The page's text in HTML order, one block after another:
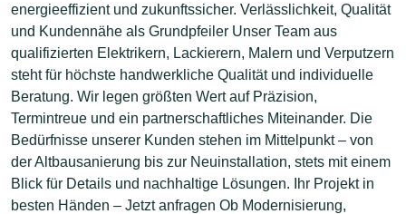
energieeffizient und zukunftssicher. Verlässlichkeit, Qualität
und Kundennähe als Grundpfeiler Unser Team aus
qualifizierten Elektrikern, Lackierern, Malern und Verputzern
steht für höchste handwerkliche Qualität und individuelle
Beratung. Wir legen größten Wert auf Präzision,
Termintreue und ein partnerschaftliches Miteinander. Die
Bedürfnisse unserer Kunden stehen im Mittelpunkt – von
der Altbausanierung bis zur Neuinstallation, stets mit einem
Blick für Details und nachhaltige Lösungen. Ihr Projekt in
besten Händen – Jetzt anfragen Ob Modernisierung,